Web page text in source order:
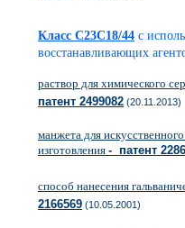
Класс C23C18/44 с
восстанавливающих
раствор для химического
патент 2499082 (20.11.2013)
манжета для
изготовления - патент
способ нанесения
2166569 (10.05.2001)